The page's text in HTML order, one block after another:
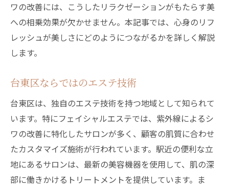
ワの改善には、こうしたリラクゼーションがもたらす美
への相乗効果が欠かせません。本記事では、心身のリフ
レッシュが美しさにどのようにつながるかを詳しく解説
します。
台東区ならではのエステ技術
台東区は、独自のエステ技術を持つ地域として知られて
います。特にフェイシャルエステでは、紫外線によるシ
ワの改善に特化したサロンが多く、顧客の肌質に合わせ
たカスタマイズ施術が行われています。駅近の便利な立
地にあるサロンは、最新の美容機器を使用して、肌の深
部に働きかけるトリートメントを提供しています。ま